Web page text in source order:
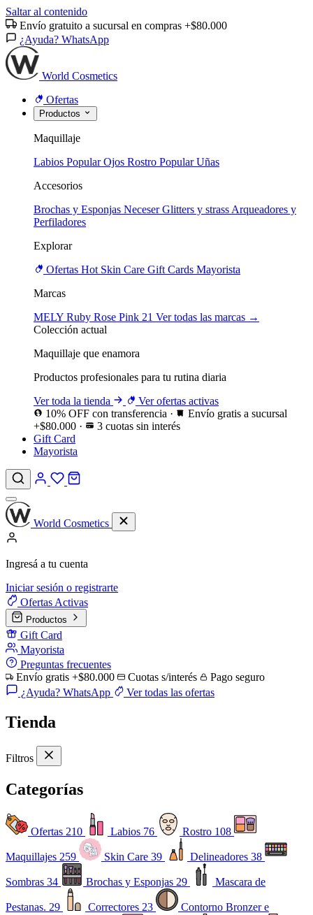
Saltar al contenido
Envío gratuito a sucursal en compras +$80.000
¿Ayuda? WhatsApp
World Cosmetics
Ofertas
Productos
Maquillaje
Labios Popular Ojos Rostro Popular Uñas
Accesorios
Brochas y Esponjas NeceserGlitters y strass Arqueadores y
Perfiladores
Explorar
Ofertas Hot Skin Care Gift Cards Mayorista
Marcas
MELY Ruby Rose Pink 21 Ver todas las marcas →
Colección actual
Maquillaje que enamora
Productos profesionales para tu rutina diaria
Ver toda la tienda
Ver ofertas activas
10% OFF con transferencia ·
Envío gratis a sucursal
+$80.000 ·
3 cuotas sin interés
Gift Card
Mayorista
World Cosmetics
Ingresá a tu cuenta
Iniciar sesión o registrarte
Ofertas Activas
Productos
Gift Card
Mayorista
Preguntas frecuentes
Envío gratis +$80.000
Cuotas s/interés
Pago seguro
¿Ayuda? WhatsApp
Ver todas las ofertas
Tienda
Filtros
Categorías
Ofertas 210 Labios 76 Rostro 108
Maquillajes 259 Skin Care 39 Delineadores 38
Sombras 34 Brochas y Esponjas 29 Mascara de
Pestanas. 29 Correctores 23 Contorno Bronzer e